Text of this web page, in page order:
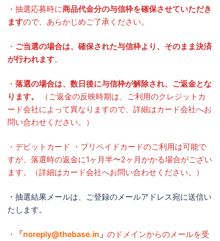
・抽選応募時に商品代金分の与信枠を確保させていただき
ますので、あらかじめご了承ください。
・ ご当選の場合は、確保された与信枠より、そのまま決済
が行われます。
・ 落選の場合は、数日後に与信枠が解除され、ご返金とな
ります。
（ご返金の反映時期は、ご利用のクレジットカ
ード会社によって異なりますので、詳細はカード会社へお
問い合わせください。）
・デビットカード ・プリペイドカードのご利用は可能で
すが、落選時の返金に1ヶ月半〜2ヶ月かかる場合がござい
ます。（詳細はカード会社へお問い合わせください。）
・抽選結果メールは、ご登録のメールアドレス宛に送信い
たします。
・ 「noreply@thebase.in 」 のドメインからのメールを受